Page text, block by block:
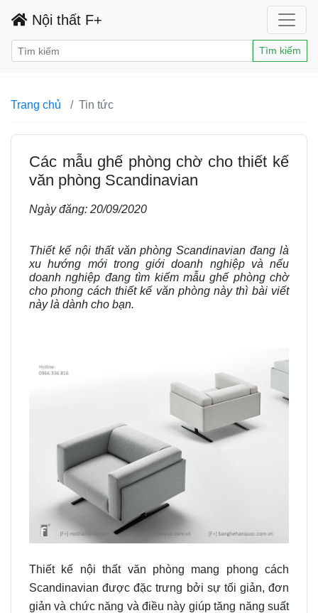
Nội thất F+
Tìm kiếm
Trang chủ Tin tức
Các mẫu ghế phòng chờ cho thiết kế
văn phòng Scandinavian
Ngày đăng: 20/09/2020
Thiết kế nội thất văn phòng Scandinavian đang là
xu hướng mới trong giới doanh nghiệp và nếu
doanh nghiệp đang tìm kiếm mẫu ghế phòng chờ
cho phong cách thiết kế văn phòng này thì bài viết
này là dành cho bạn.
Thiết kế nội thất văn phòng mang phong cách
Scandinavian được đặc trưng bởi sự tối giản, đơn
giản và chức năng và điều này giúp tăng năng suất